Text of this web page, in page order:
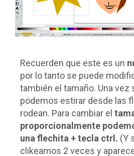
Recuerden que este es un
por lo tanto se puede
también el tamaño. Una vez
podemos estirar desde las
rodean. Para cambiar el
proporcionalmente
una flechita + tecla ctrl. (Y
clikeamos 2 veces y